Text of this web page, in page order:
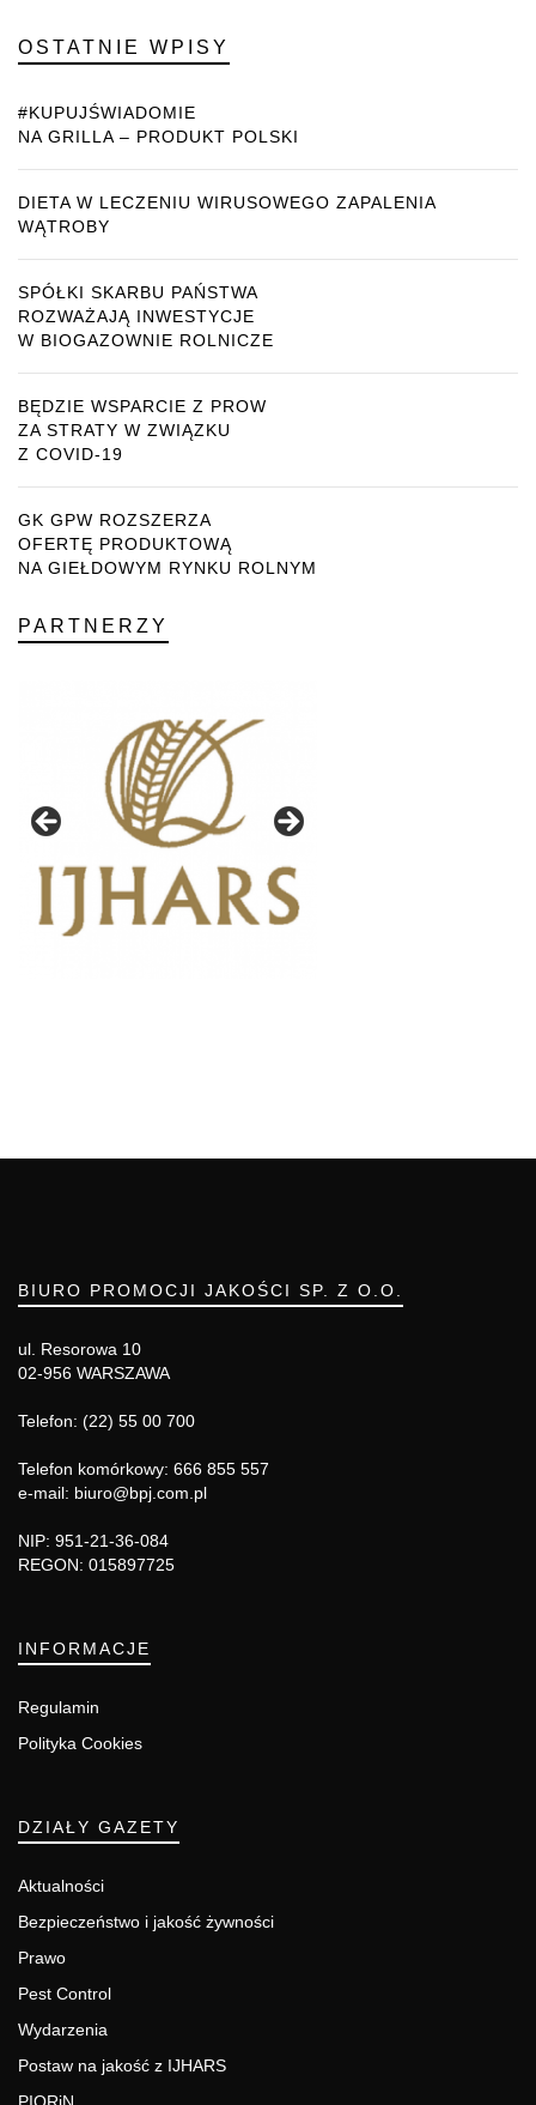
OSTATNIE WPISY
#KUPUJŚWIADOMIE
NA GRILLA – PRODUKT POLSKI
DIETA W LECZENIU WIRUSOWEGO ZAPALENIA
WĄTROBY
SPÓŁKI SKARBU PAŃSTWA
ROZWAŻAJĄ INWESTYCJE
W BIOGAZOWNIE ROLNICZE
BĘDZIE WSPARCIE Z PROW
ZA STRATY W ZWIĄZKU
Z COVID-19
GK GPW ROZSZERZA
OFERTĘ PRODUKTOWĄ
NA GIEŁDOWYM RYNKU ROLNYM
PARTNERZY
BIURO PROMOCJI JAKOŚCI SP. Z O.O.
ul. Resorowa 10
02-956 WARSZAWA
Telefon: (22) 55 00 700
Telefon komórkowy: 666 855 557
e-mail: biuro@bpj.com.pl
NIP: 951-21-36-084
REGON: 015897725
INFORMACJE
Regulamin
Polityka Cookies
DZIAŁY GAZETY
Aktualności
Bezpieczeństwo i jakość żywności
Prawo
Pest Control
Wydarzenia
Postaw na jakość z IJHARS